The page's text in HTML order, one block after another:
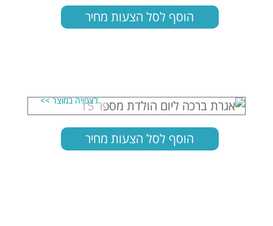
הוסף לסל הצעות מחיר
הוסף לסל הצעות מחיר